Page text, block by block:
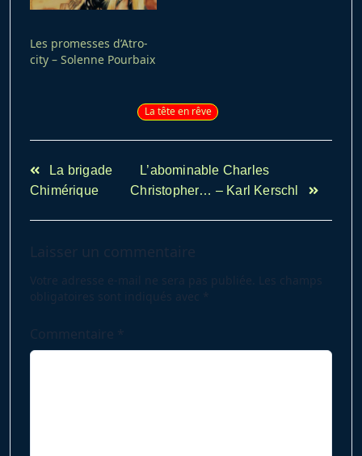
Les promesses d’Atro-
city – Solenne Pourbaix
La tête en rêve
<span
class="nav-
screen-
reader-
La brigade
Chimérique
L’abominable Charles
Christopher… – Karl Kerschl
Laisser un commentaire
Votre adresse e-mail ne sera pas publiée.
Les champs
obligatoires sont indiqués avec *
Commentaire *